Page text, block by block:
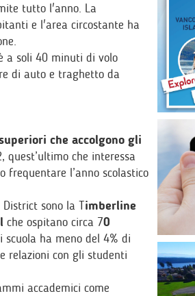
tutto l'anno. La
e l'area circostante ha
a soli 40 minuti di volo
di auto e traghetto da
che accolgono gli
che interessa
l’anno scolastico
District sono la Timberline
che ospitano circa 70
scuola ha meno del 4% di
relazioni con gli studenti
accademici come